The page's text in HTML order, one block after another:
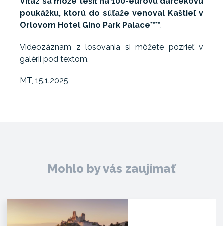
poukážku, ktorú do súťaže venoval Kaštieľ v
Orlovom Hotel Gino Park Palace****.
Videozáznam z losovania si môžete pozrieť v
galérii pod textom.
MT, 15.1.2025
Mohlo by vás zaujímať